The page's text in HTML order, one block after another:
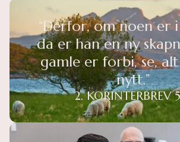
“Derfor, om noen er i
da er han en ny
gamle er forbi, se,
nytt.”
2. KORINTERBREV